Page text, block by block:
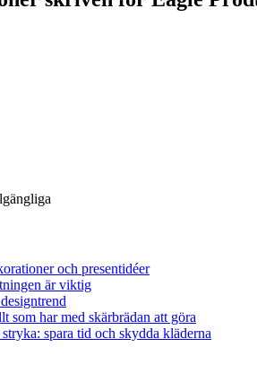
och presentidéer
är viktig
som har med skärbrädan att göra
spara tid och skydda kläderna